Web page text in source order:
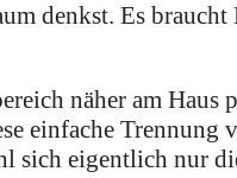
denkst. Es
näher am
einfache
sich eigentlich nur